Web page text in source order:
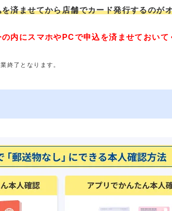
済ませてから店舗でカード発行するのが
の内にスマホやPCで申込を済ませておいて
終了となります。